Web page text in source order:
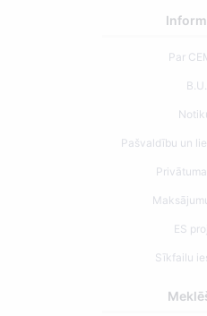
Par
Pašvaldību un
ES
Sīkfailu